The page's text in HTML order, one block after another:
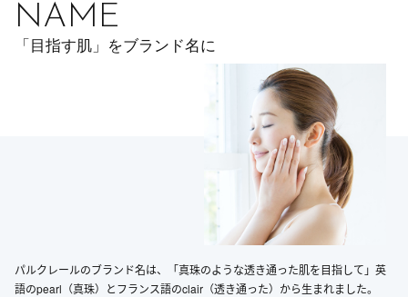
NAME
「目指す肌」をブランド名に
パルクレールのブランド名は、「真珠のような透き通った肌を目指して」英
語のpearl（真珠）とフランス語のclair（透き通った）から生まれました。